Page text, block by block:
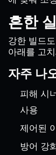
흔한
강한 빌드
아래를 고
자주 나
피해 시
사용
제어된
방어 강